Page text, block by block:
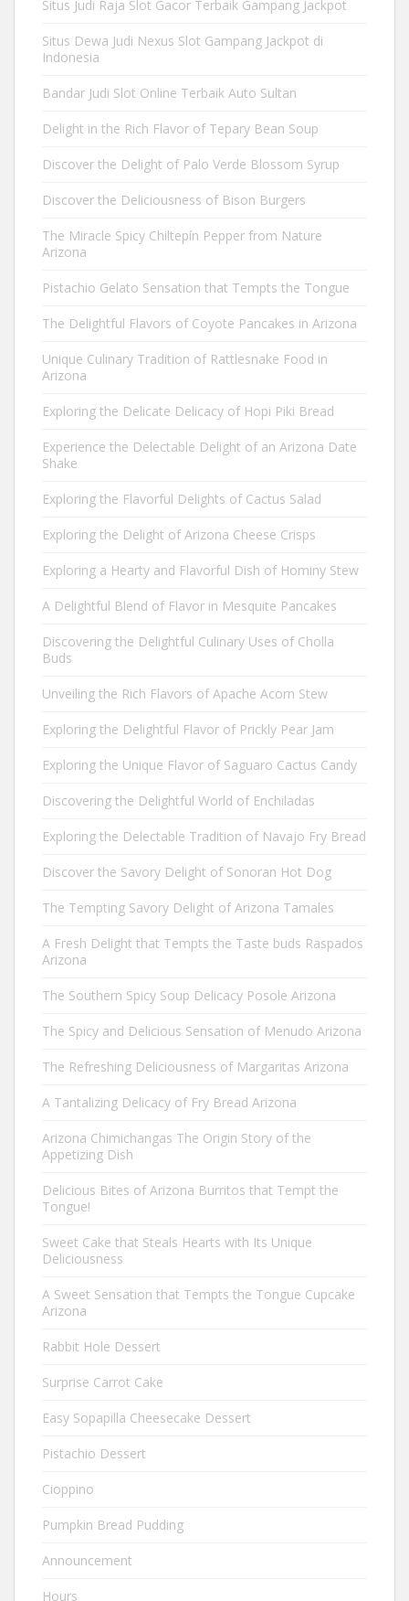
Situs Judi Raja Slot Gacor Terbaik Gampang Jackpot
Situs Dewa Judi Nexus Slot Gampang Jackpot di
Indonesia
Bandar Judi Slot Online Terbaik Auto Sultan
Delight in the Rich Flavor of Tepary Bean Soup
Discover the Delight of Palo Verde Blossom Syrup
Discover the Deliciousness of Bison Burgers
The Miracle Spicy Chiltepín Pepper from Nature
Arizona
Pistachio Gelato Sensation that Tempts the Tongue
The Delightful Flavors of Coyote Pancakes in Arizona
Unique Culinary Tradition of Rattlesnake Food in
Arizona
Exploring the Delicate Delicacy of Hopi Piki Bread
Experience the Delectable Delight of an Arizona Date
Shake
Exploring the Flavorful Delights of Cactus Salad
Exploring the Delight of Arizona Cheese Crisps
Exploring a Hearty and Flavorful Dish of Hominy Stew
A Delightful Blend of Flavor in Mesquite Pancakes
Discovering the Delightful Culinary Uses of Cholla
Buds
Unveiling the Rich Flavors of Apache Acorn Stew
Exploring the Delightful Flavor of Prickly Pear Jam
Exploring the Unique Flavor of Saguaro Cactus Candy
Discovering the Delightful World of Enchiladas
Exploring the Delectable Tradition of Navajo Fry Bread
Discover the Savory Delight of Sonoran Hot Dog
The Tempting Savory Delight of Arizona Tamales
A Fresh Delight that Tempts the Taste buds Raspados
Arizona
The Southern Spicy Soup Delicacy Posole Arizona
The Spicy and Delicious Sensation of Menudo Arizona
The Refreshing Deliciousness of Margaritas Arizona
A Tantalizing Delicacy of Fry Bread Arizona
Arizona Chimichangas The Origin Story of the
Appetizing Dish
Delicious Bites of Arizona Burritos that Tempt the
Tongue!
Sweet Cake that Steals Hearts with Its Unique
Deliciousness
A Sweet Sensation that Tempts the Tongue Cupcake
Arizona
Rabbit Hole Dessert
Surprise Carrot Cake
Easy Sopapilla Cheesecake Dessert
Pistachio Dessert
Cioppino
Pumpkin Bread Pudding
Announcement
Hours